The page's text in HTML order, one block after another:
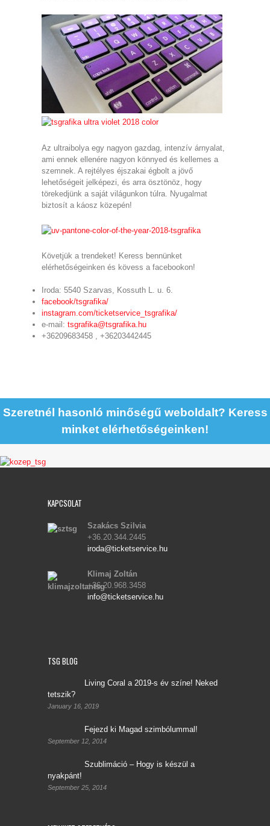
Az ultraibolya egy nagyon gazdag, intenzív árnyalat,
ami ennek ellenére nagyon könnyed és kellemes a
szemnek. A rejtélyes éjszakai égbolt a jövő
lehetőségeit jelképezi, és arra ösztönöz, hogy
törekedjünk a saját világunkon túlra. Nyugalmat
biztosít a káosz közepén!
Követjük a trendeket! Keress bennünket
elérhetőségeinken és kövess a facebookon!
Iroda: 5540 Szarvas, Kossuth L. u. 6.
facebook/tsgrafika/
instagram.com/ticketservice_tsgrafika/
e-mail: tsgrafika@tsgrafika.hu
+36209683458 , +36203442445
Szeretnél hasonló minőségű weboldalt? Keress
minket elérhetőségeinken!
KAPCSOLAT
Szakács Szilvia
+36.20.344.2445
iroda@ticketservice.hu
Klimaj Zoltán
+36.20.968.3458
info@ticketservice.hu
TSG BLOG
Living Coral a 2019-s év színe! Neked
tetszik?
January 16, 2019
Fejezd ki Magad szimbólummal!
September 12, 2014
Szublimáció – Hogy is készül a
nyakpánt!
September 25, 2014